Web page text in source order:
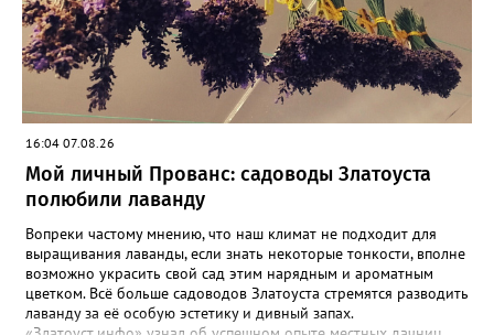
16:04 07.08.26
Мой личный Прованс: садоводы Златоуста
полюбили лаванду
Вопреки частому мнению, что наш климат не подходит для
выращивания лаванды, если знать некоторые тонкости, вполне
возможно украсить свой сад этим нарядным и ароматным
цветком. Всё больше садоводов Златоуста стремятся разводить
лаванду за её особую эстетику и дивный запах.